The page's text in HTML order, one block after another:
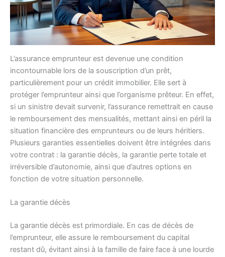
L’assurance emprunteur est devenue une condition
incontournable lors de la souscription d’un prêt,
particulièrement pour un crédit immobilier. Elle sert à
protéger l’emprunteur ainsi que l’organisme prêteur. En effet,
si un sinistre devait survenir, l’assurance remettrait en cause
le remboursement des mensualités, mettant ainsi en péril la
situation financière des emprunteurs ou de leurs héritiers.
Plusieurs garanties essentielles doivent être intégrées dans
votre contrat : la garantie décès, la garantie perte totale et
irréversible d’autonomie, ainsi que d’autres options en
fonction de votre situation personnelle.
La garantie décès
La garantie décès est primordiale. En cas de décès de
l’emprunteur, elle assure le remboursement du capital
restant dû, évitant ainsi à la famille de faire face à une lourde